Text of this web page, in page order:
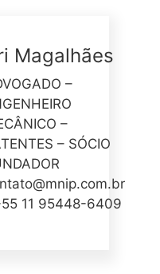
Magalhães
–
–
– SÓCIO
11 95448-6409